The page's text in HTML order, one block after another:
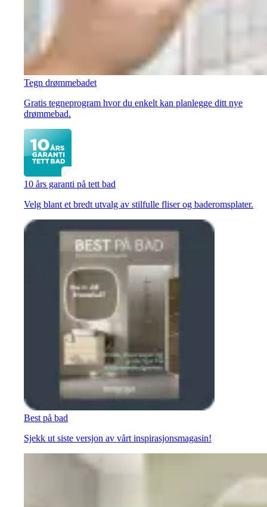
Tegn drømmebadet
Gratis tegneprogram hvor du enkelt kan planlegge ditt nye
drømmebad.
10 års garanti på tett bad
Velg blant et bredt utvalg av stilfulle fliser og baderomsplater.
Best på bad
Sjekk ut siste versjon av vårt inspirasjonsmagasin!